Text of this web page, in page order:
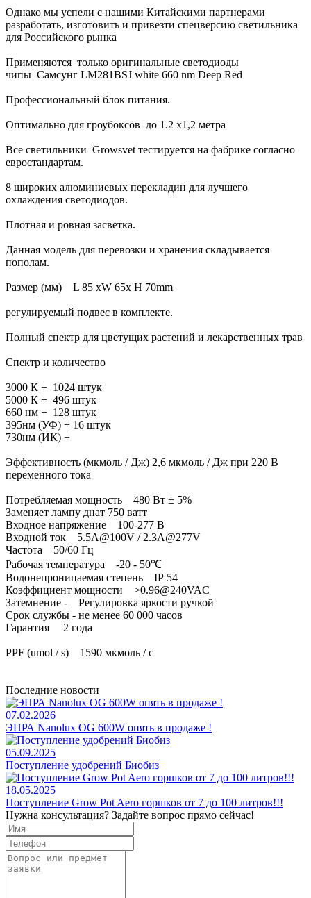
Однако мы успели с нашими Китайскими партнерами
разработать, изготовить и привезти спецверсию светильника
для Российского рынка
Применяются только оригинальные светодиоды
чипы Самсунг LM281BSJ white 660 nm Deep Red
Профессиональный блок питания.
Оптимально для гроубоксов до 1.2 х1,2 метра
Все светильники Growsvet тестируется на фабрике согласно
евростандартам.
8 широких алюминиевых перекладин для лучшего
охлаждения светодиодов.
Плотная и ровная засветка.
Данная модель для перевозки и хранения складывается
пополам.
Размер (мм) L 85 xW 65x H 70mm
регулируемый подвес в комплекте.
Полный спектр для цветущих растений и лекарственных трав
Спектр и количество
3000 К + 1024 штук
5000 К + 496 штук
660 нм + 128 штук
395нм (УФ) + 16 штук
730нм (ИК) +
Эффективность (мкмоль / Дж) 2,6 мкмоль / Дж при 220 В
переменного тока
Потребляемая мощность 480 Вт ± 5%
Заменяет лампу днат 750 ватт
Входное напряжение 100-277 В
Входной ток 5.5A@100V / 2.3A@277V
Частота 50/60 Гц
Рабочая температура -20 - 50℃
Водонепроницаемая степень IР 54
Коэффициент мощности >0.96@240VAC
Затемнение - Регулировка яркости ручкой
Срок службы - не менее 60 000 часов
Гарантия 2 года
PPF (umol / s) 1590 мкмоль / с
Последние новости
07.02.2026
ЭПРА Nanolux OG 600W опять в продаже !
05.09.2025
Поступление удобрений Биобиз
18.05.2025
Поступление Grow Pot Aero горшков от 7 до 100 литров!!!
Нужна консультация? Задайте вопрос прямо сейчас!